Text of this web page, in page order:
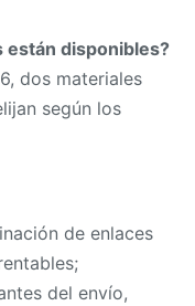
están disponibles?
dos materiales
según los
de enlaces
del envío,